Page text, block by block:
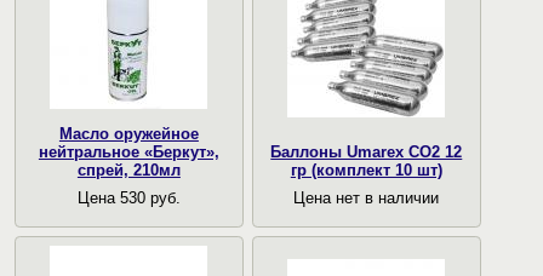
Масло оружейное
нейтральное «Беркут»,
спрей, 210мл
Цена 530 руб.
Баллоны Umarex CO2 12
гр (комплект 10 шт)
Цена нет в наличии